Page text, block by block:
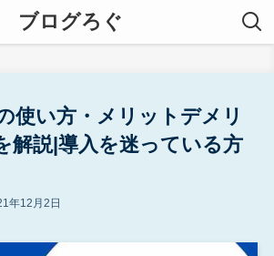
ブログろぐ
使い方・メリットデメリ
解説|導入を迷っている方
年12月2日